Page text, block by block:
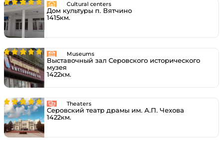
Cultural centers
Дом культуры п. Вятчино
1415км.
Museums
Выставочный зал Серовского исторического
музея
1422км.
Theaters
Серовский театр драмы им. А.П. Чехова
1422км.